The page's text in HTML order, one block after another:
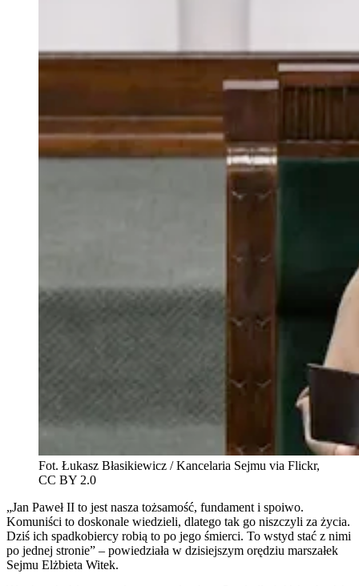
Fot. Łukasz Błasikiewicz / Kancelaria Sejmu via Flickr,
CC BY 2.0
„Jan Paweł II to jest nasza tożsamość, fundament i spoiwo.
Komuniści to doskonale wiedzieli, dlatego tak go niszczyli za życia.
Dziś ich spadkobiercy robią to po jego śmierci. To wstyd stać z nimi
po jednej stronie” – powiedziała w dzisiejszym orędziu marszałek
Sejmu Elżbieta Witek.